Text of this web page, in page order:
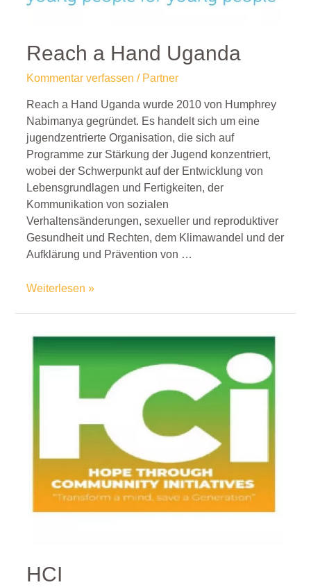
Reach a Hand Uganda
Kommentar verfassen / Partner
Reach a Hand Uganda wurde 2010 von Humphrey
Nabimanya gegründet. Es handelt sich um eine
jugendzentrierte Organisation, die sich auf
Programme zur Stärkung der Jugend konzentriert,
wobei der Schwerpunkt auf der Entwicklung von
Lebensgrundlagen und Fertigkeiten, der
Kommunikation von sozialen
Verhaltensänderungen, sexueller und reproduktiver
Gesundheit und Rechten, dem Klimawandel und der
Aufklärung und Prävention von …
Weiterlesen »
HCI